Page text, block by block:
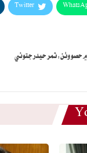
Twitter
حصو وٺن: ثمر حيدر جتوئي